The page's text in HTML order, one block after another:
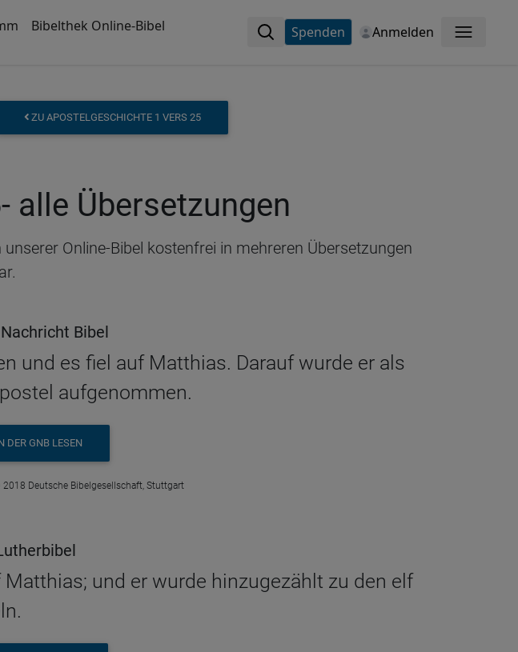
Bibelthek Online-Bibel Spenden Anmelden Menü
ZU APOSTELGESCHICHTE 1 VERS 25
- alle Übersetzungen
Online-Bibel kostenfrei in mehreren Übersetzungen
Bibel
und es fiel auf Matthias. Darauf wurde er als
aufgenommen.
DER GNB LESEN
Deutsche Bibelgesellschaft, Stuttgart
und er wurde hinzugezählt zu den elf